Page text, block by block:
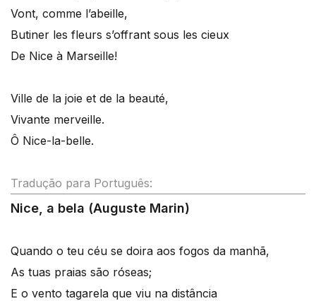
Vont, comme l’abeille,
Butiner les fleurs s’offrant sous les cieux
De Nice à Marseille!
Ville de la joie et de la beauté,
Vivante merveille.
Ô Nice-la-belle.
Tradução para Português:
Nice, a bela (Auguste Marin)
Quando o teu céu se doira aos fogos da manhã,
As tuas praias são róseas;
E o vento tagarela que viu na distância